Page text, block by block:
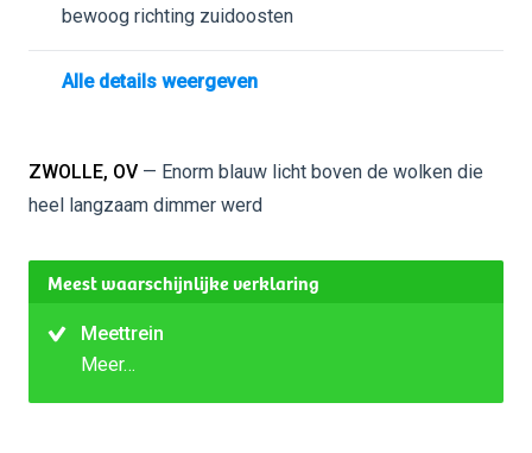
bewoog richting zuidoosten
Alle details weergeven
ZWOLLE, OV — Enorm blauw licht boven de wolken die
heel langzaam dimmer werd
Meest waarschijnlijke verklaring
Meettrein
Meer…